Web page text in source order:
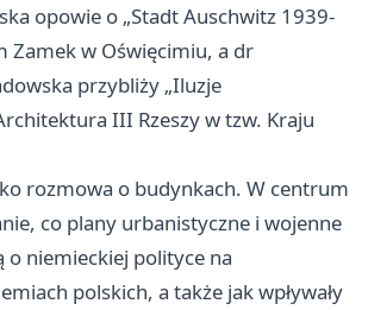
opowie o „Stadt Auschwitz 1939-
Zamek w Oświęcimiu, a dr
przybliży „Iluzje
III Rzeszy w tzw. Kraju
rozmowa o budynkach. W centrum
co plany urbanistyczne i wojenne
o niemieckiej polityce na
polskich, a także jak wpływały